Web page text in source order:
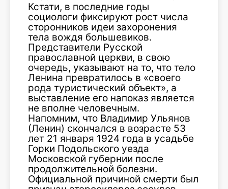
Кстати, в последние годы
социологи фиксируют рост числа
сторонников идеи захоронения
тела вождя большевиков.
Представители Русской
православной церкви, в свою
очередь, указывают на то, что тело
Ленина превратилось в «своего
рода туристический объект», а
выставление его напоказ является
не вполне человечным.
Напомним, что Владимир Ульянов
(Ленин) скончался в возрасте 53
лет 21 января 1924 года в усадьбе
Горки Подольского уезда
Московской губернии после
продолжительной болезни.
Официальной причиной смерти был